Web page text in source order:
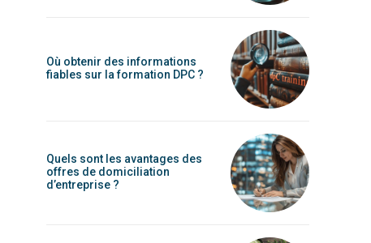
Où obtenir des informations
fiables sur la formation DPC ?
Quels sont les avantages des
offres de domiciliation
d’entreprise ?